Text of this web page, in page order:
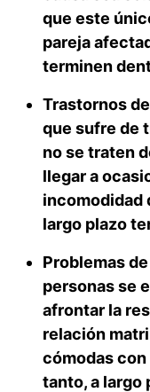
que este
pareja
terminen
Trastornos
que sufre de
no se traten
llegar a
incomodidad
largo plazo
Problemas
personas se
afrontar la
relación
cómodas
tanto, a largo